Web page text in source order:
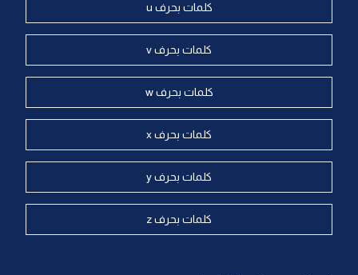
كلمات بحرف u
كلمات بحرف v
كلمات بحرف w
كلمات بحرف x
كلمات بحرف y
كلمات بحرف z